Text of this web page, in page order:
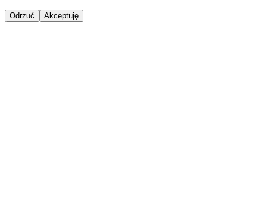
Odrzuć Akceptuję